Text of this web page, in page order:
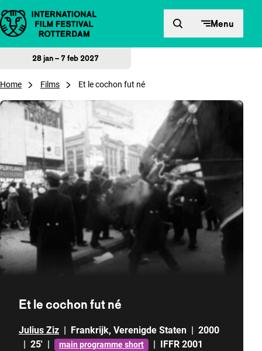
Direct naar inhoud Menu
28 jan – 7 feb 2027
Home Films Et le cochon fut né
Et le cochon fut né
Julius Ziz | Frankrijk, Verenigde Staten | 2000
| 25' | main programme short | IFFR 2001